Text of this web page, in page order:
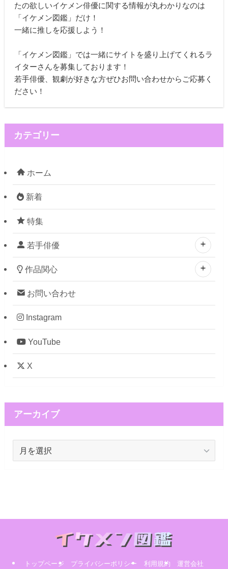
たの欲しいイケメン俳優に関する情報が丸わかりなのは
「イケメン図鑑」だけ！
一緒に推しを応援しよう！
「イケメン図鑑」では一緒にサイトを盛り上げてくれるラ
イターさんを募集しております！
若手俳優、観劇が好きな方ぜひお問い合わせからご応募く
ださい！
カテゴリー
ホーム
新着
特集
若手俳優
作品関心
お問い合わせ
Instagram
YouTube
X
アーカイブ
トップページ プライバシーポリシー 利用規約 運営会社